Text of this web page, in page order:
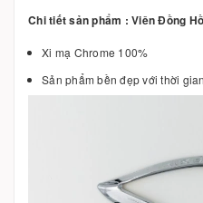
Chi tiết sản phẩm : Viên Đồng
Xi mạ Chrome 100%
Sản phẩm bền đẹp với thời gian